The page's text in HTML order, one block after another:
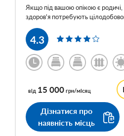
Якщо під вашою опікою є родичі,
здоров'я потребують
4.3
від 15 000 грн/місяц
Дізнатися про
наявність місць